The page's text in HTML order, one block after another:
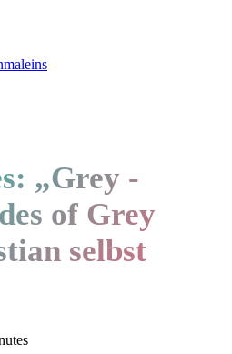
„Grey -
of Grey
selbst